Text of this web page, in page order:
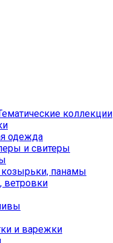
коллекции
одежда
и свитеры
панамы
ветровки
и варежки